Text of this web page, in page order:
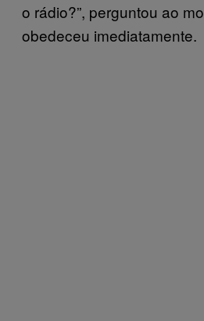
o rádio?”, perguntou ao
obedeceu imediatamente.